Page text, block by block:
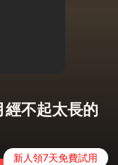
經不起太長的
新人領7天免費試用